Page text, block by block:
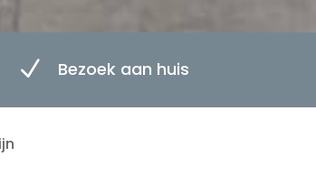
N Bezoek aan huis